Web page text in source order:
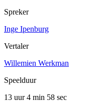
Spreker
Inge Ipenburg
Vertaler
Willemien Werkman
Speelduur
13 uur 4 min 58 sec